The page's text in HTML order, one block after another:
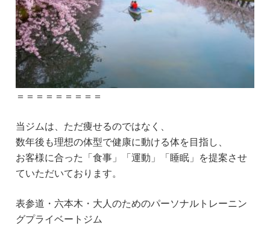
＝＝＝＝＝＝＝＝＝
当ジムは、ただ痩せるのではなく、
数年後も理想の体型で健康に動ける体を目指し、
お客様に合った「食事」「運動」「睡眠」を提案させ
ていただいております。
表参道・六本木・大人のためのパーソナルトレーニン
グプライベートジム